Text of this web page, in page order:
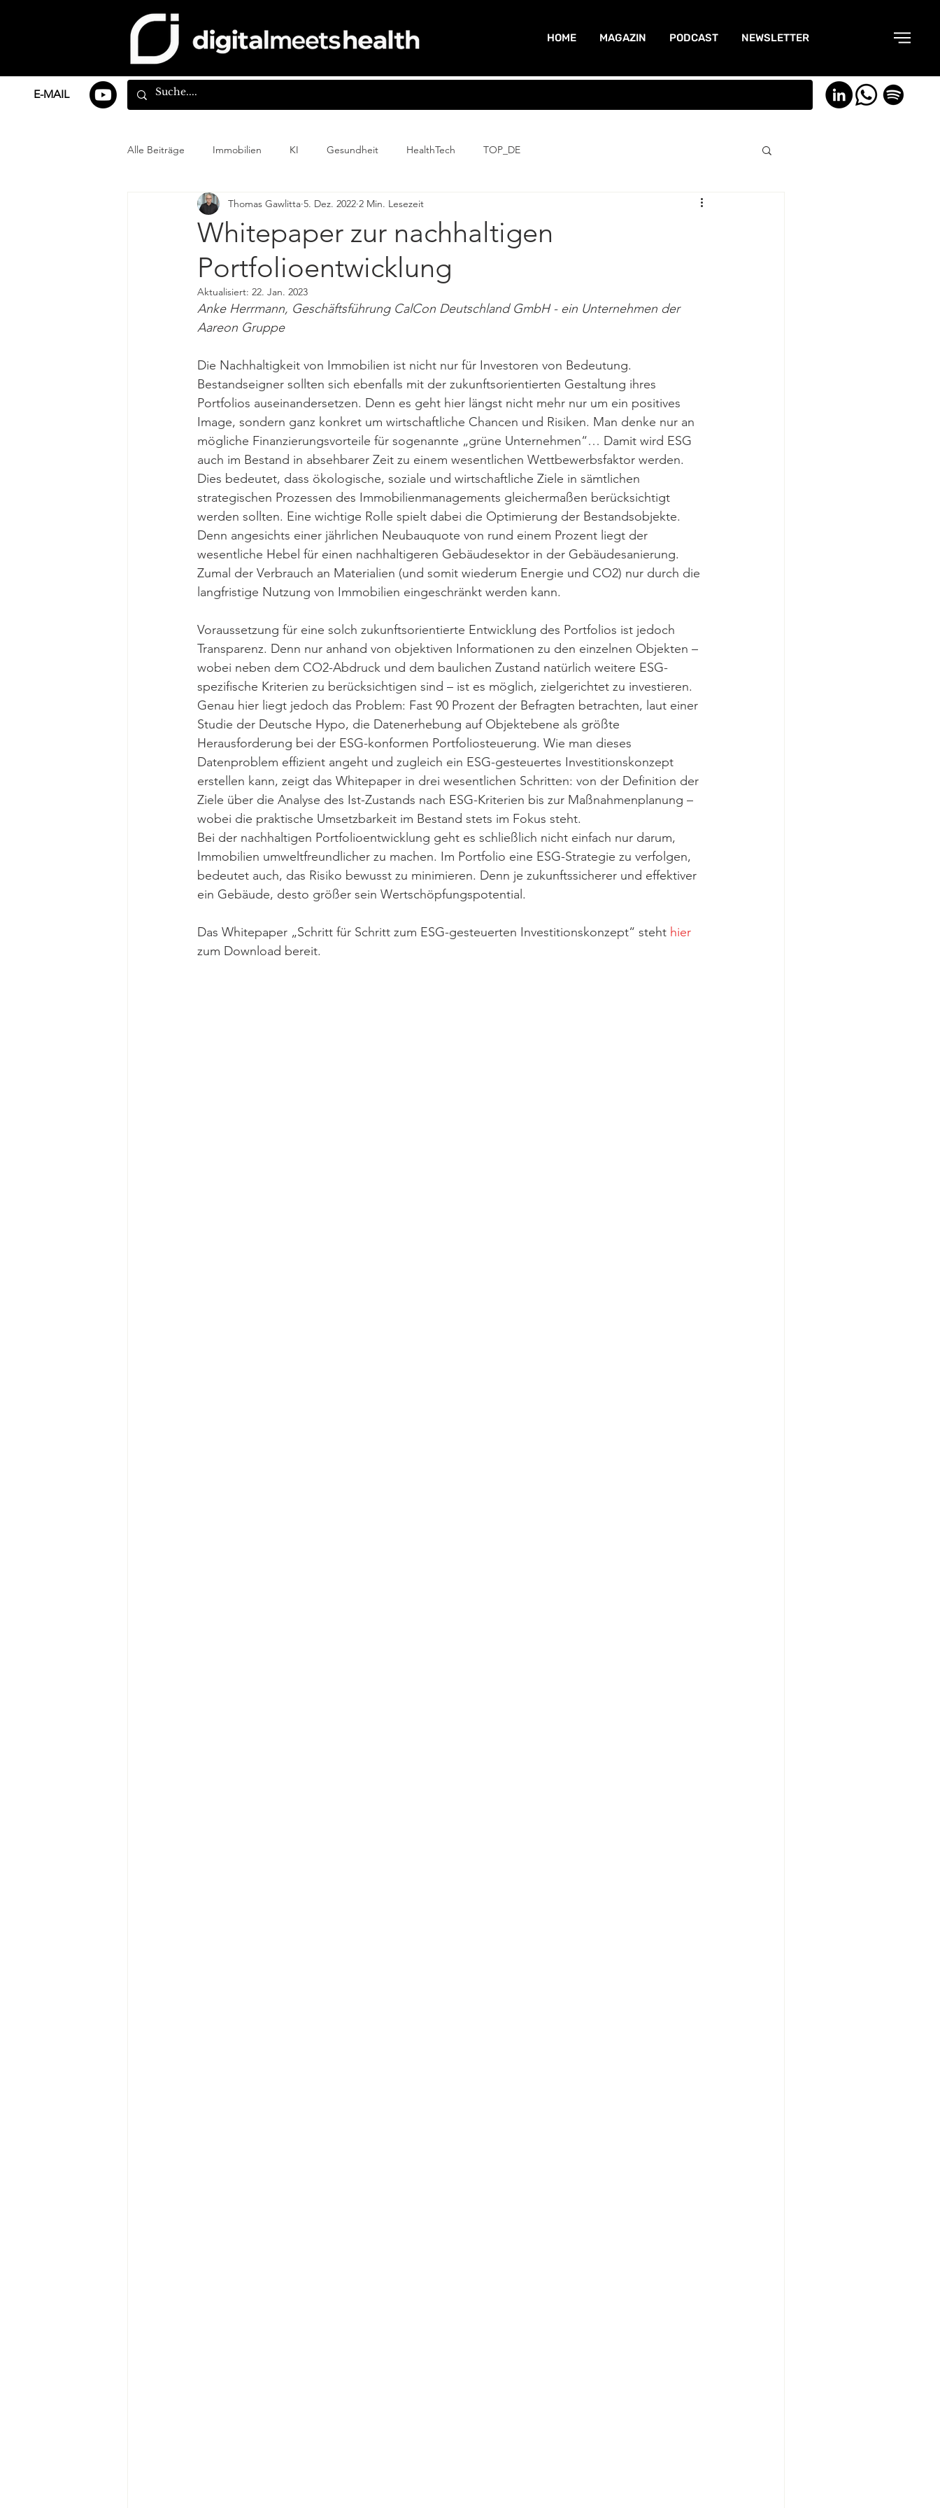
E-MAIL
HOME MAGAZIN PODCAST NEWSLETTER
Alle Beiträge Immobilien KI Gesundheit HealthTech TOP_DE
Whitepaper zur nachhaltigen
Portfolioentwicklung
Thomas Gawlitta 5. Dez. 2022 2 Min. Lesezeit
Aktualisiert: 22. Jan. 2023
Anke Herrmann, Geschäftsführung CalCon Deutschland GmbH - ein Unternehmen der
Aareon Gruppe
Die Nachhaltigkeit von Immobilien ist nicht nur für Investoren von Bedeutung.
Bestandseigner sollten sich ebenfalls mit der zukunftsorientierten Gestaltung ihres
Portfolios auseinandersetzen. Denn es geht hier längst nicht mehr nur um ein positives
Image, sondern ganz konkret um wirtschaftliche Chancen und Risiken. Man denke nur an
mögliche Finanzierungsvorteile für sogenannte „grüne Unternehmen“… Damit wird ESG
auch im Bestand in absehbarer Zeit zu einem wesentlichen Wettbewerbsfaktor werden.
Dies bedeutet, dass ökologische, soziale und wirtschaftliche Ziele in sämtlichen
strategischen Prozessen des Immobilienmanagements gleichermaßen berücksichtigt
werden sollten. Eine wichtige Rolle spielt dabei die Optimierung der Bestandsobjekte.
Denn angesichts einer jährlichen Neubauquote von rund einem Prozent liegt der
wesentliche Hebel für einen nachhaltigeren Gebäudesektor in der Gebäudesanierung.
Zumal der Verbrauch an Materialien (und somit wiederum Energie und CO2) nur durch die
langfristige Nutzung von Immobilien eingeschränkt werden kann.
Voraussetzung für eine solch zukunftsorientierte Entwicklung des Portfolios ist jedoch
Transparenz. Denn nur anhand von objektiven Informationen zu den einzelnen Objekten –
wobei neben dem CO2-Abdruck und dem baulichen Zustand natürlich weitere ESG-
spezifische Kriterien zu berücksichtigen sind – ist es möglich, zielgerichtet zu investieren.
Genau hier liegt jedoch das Problem: Fast 90 Prozent der Befragten betrachten, laut einer
Studie der Deutsche Hypo, die Datenerhebung auf Objektebene als größte
Herausforderung bei der ESG-konformen Portfoliosteuerung. Wie man dieses
Datenproblem effizient angeht und zugleich ein ESG-gesteuertes Investitionskonzept
erstellen kann, zeigt das Whitepaper in drei wesentlichen Schritten: von der Definition der
Ziele über die Analyse des Ist-Zustands nach ESG-Kriterien bis zur Maßnahmenplanung –
wobei die praktische Umsetzbarkeit im Bestand stets im Fokus steht.
Bei der nachhaltigen Portfolioentwicklung geht es schließlich nicht einfach nur darum,
Immobilien umweltfreundlicher zu machen. Im Portfolio eine ESG-Strategie zu verfolgen,
bedeutet auch, das Risiko bewusst zu minimieren. Denn je zukunftssicherer und effektiver
ein Gebäude, desto größer sein Wertschöpfungspotential.
Das Whitepaper „Schritt für Schritt zum ESG-gesteuerten Investitionskonzept“ steht hier
zum Download bereit.